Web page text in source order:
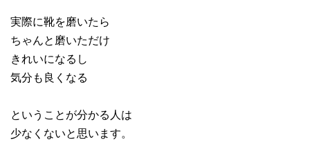
実際に靴を磨いたら
ちゃんと磨いただけ
きれいになるし
気分も良くなる
ということが分かる人は
少なくないと思います。